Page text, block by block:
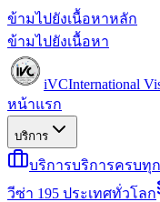
ข้ามไปยังเนื้อหาหลัก
ข้ามไปยังเนื้อหา
iVCInternational
หน้าแรก
บริการ
บริการบริการครบทุ
วีซ่า 195 ประเทศทั่วโลก